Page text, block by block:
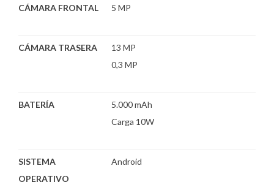
CÁMARA FRONTAL 5 MP
CÁMARA TRASERA
13 MP
0,3 MP
BATERÍA
5.000 mAh
Carga 10W
SISTEMA
OPERATIVO
Android